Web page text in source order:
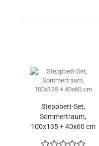
Steppbett-Set,
Sommertraum,
100x135 + 40x60 cm